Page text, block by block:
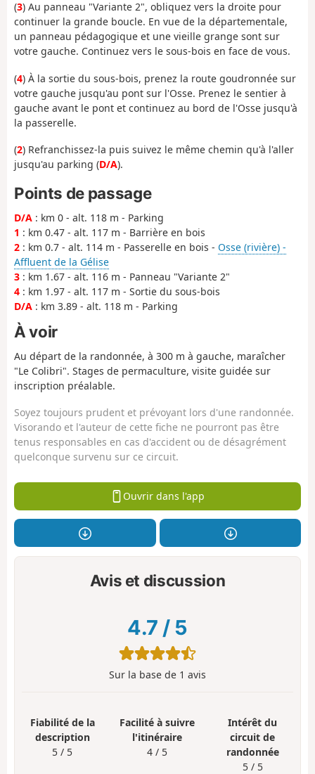
(3) Au panneau "Variante 2", obliquez vers la droite pour
continuer la grande boucle. En vue de la départementale,
un panneau pédagogique et une vieille grange sont sur
votre gauche. Continuez vers le sous-bois en face de vous.
(4) À la sortie du sous-bois, prenez la route goudronnée sur
votre gauche jusqu'au pont sur l'Osse. Prenez le sentier à
gauche avant le pont et continuez au bord de l'Osse jusqu'à
la passerelle.
(2) Refranchissez-la puis suivez le même chemin qu'à l'aller
jusqu'au parking (D/A).
Points de passage
D/A : km 0 - alt. 118 m - Parking
1 : km 0.47 - alt. 117 m - Barrière en bois
2 : km 0.7 - alt. 114 m - Passerelle en bois - Osse (rivière) -
Affluent de la Gélise
3 : km 1.67 - alt. 116 m - Panneau "Variante 2"
4 : km 1.97 - alt. 117 m - Sortie du sous-bois
D/A : km 3.89 - alt. 118 m - Parking
À voir
Au départ de la randonnée, à 300 m à gauche, maraîcher
"Le Colibri". Stages de permaculture, visite guidée sur
inscription préalable.
Soyez toujours prudent et prévoyant lors d'une randonnée.
Visorando et l'auteur de cette fiche ne pourront pas être
tenus responsables en cas d'accident ou de désagrément
quelconque survenu sur ce circuit.
Ouvrir dans l'app
Avis et discussion
4.7 / 5
Sur la base de 1 avis
Fiabilité de la
description
5 / 5
Facilité à suivre
l'itinéraire
4 / 5
Intérêt du
circuit de
randonnée
5 / 5